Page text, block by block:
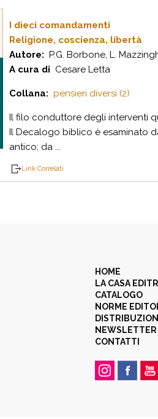
I dieci comandamenti
Religione, coscienza, libertà
Autore: P.G. Borbone, L.
A cura di Cesare Letta
Collana: pensieri diversi (2)
Il filo conduttore degli interventi
Il Decalogo biblico è esaminato
antico; da ...
Link Correlati
HOME
LA CASA
CATALOGO
NORME
NEWSLETTER
CONTATTI